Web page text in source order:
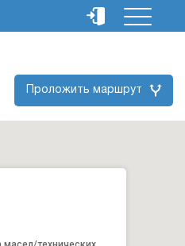
Проложить маршрут